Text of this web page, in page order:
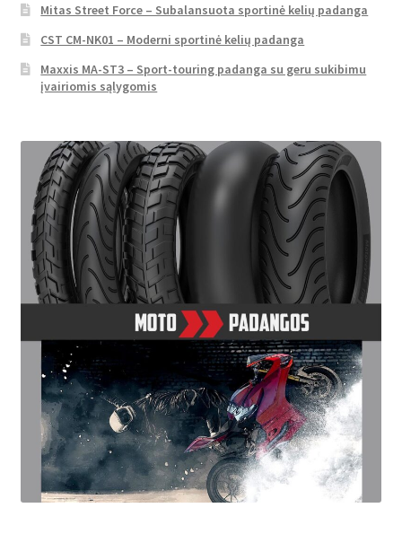
Mitas Street Force – Subalansuota sportinė kelių padanga
CST CM-NK01 – Moderni sportinė kelių padanga
Maxxis MA-ST3 – Sport-touring padanga su geru sukibimu
įvairiomis sąlygomis